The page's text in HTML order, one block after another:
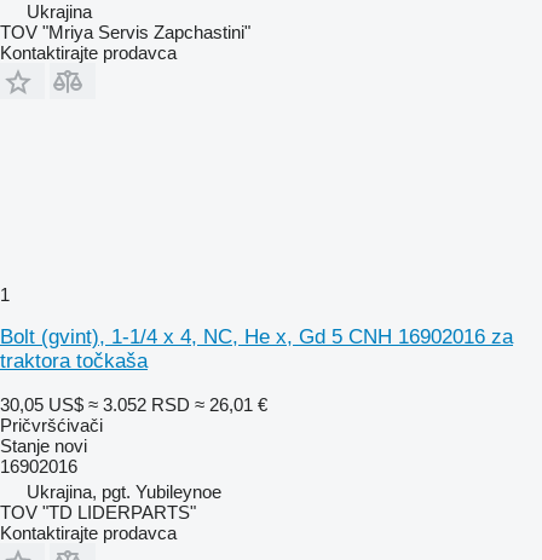
Ukrajina
TOV "Mriya Servis Zapchastini"
Kontaktirajte prodavca
1
Bolt (gvint), 1-1/4 x 4, NC, He x, Gd 5 CNH 16902016 za
traktora točkaša
30,05 US$ ≈ 3.052 RSD ≈ 26,01 €
Pričvršćivači
Stanje novi
16902016
Ukrajina, pgt. Yubileynoe
TOV "TD LIDERPARTS"
Kontaktirajte prodavca